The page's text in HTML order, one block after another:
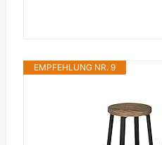
EMPFEHLUNG NR. 9